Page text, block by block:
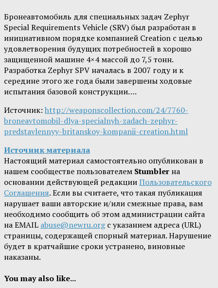
Бронеавтомобиль для специальных задач Zephyr
Special Requirements Vehicle (SRV) был разработан в
инициативном порядке компанией Creation с целью
удовлетворения будущих потребностей в хорошо
защищенной машине 4×4 массой до 7,5 тонн.
Разработка Zephyr SPV началась в 2007 году и к
середине этого же года были завершены ходовые
испытания базовой конструкции….
Источник: http://weaponscollection.com/24/7760-
broneavtomobil-dlya-specialnyh-zadach-zephyr-
predstavlennyy-britanskoy-kompanii-creation.html
Источник материала
Настоящий материал самостоятельно опубликован в
нашем сообществе пользователем Stumbler на
основании действующей редакцииПользовательского
Соглашения. Если вы считаете, что такая публикация
нарушает ваши авторские и/или смежные права, вам
необходимо сообщить об этом администрации сайта
на EMAIL abuse@newru.orgс указанием адреса (URL)
страницы, содержащей спорный материал. Нарушение
будет в кратчайшие сроки устранено, виновные
наказаны.
You may also like...